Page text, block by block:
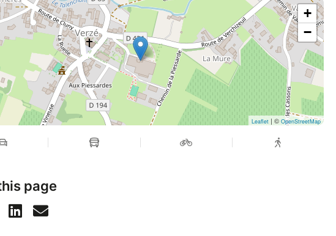
"moyenne", le parcours a été conçu pour être accessible au plus
Alors n'hésitez pas à venir, en famille ou entre amis, découvrir
paysages du Mâconnais au coucher de soleil ;)
Google Mapps
+
−
Leaflet | © OpenStreetMap
page